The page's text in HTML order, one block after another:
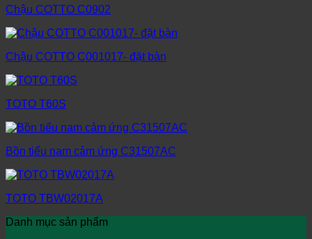
Chậu COTTO C0902
Chậu COTTO C001017- đặt bàn
TOTO T60S
Bồn tiểu nam cảm ứng C31507AC
TOTO TBW02017A
Danh mục sản phẩm